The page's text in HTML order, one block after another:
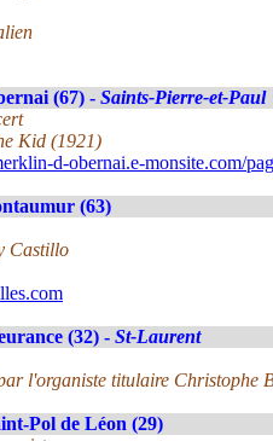
(67) - Saints-Pierre-et-Paul
Kid (1921)
d-obernai.e-monsite.com/
(63)
Castillo
(32) - St-Laurent
l'organiste titulaire Christophe
Pol de Léon (29)